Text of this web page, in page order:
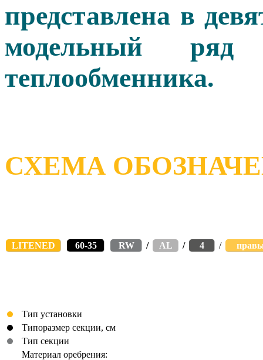
представлена в
модельный ряд
теплообменника.
СХЕМА
LITENED 60-35 RW / AL / 4 /
Тип установки
Типоразмер секции, см
Тип секции
Материал оребрения: